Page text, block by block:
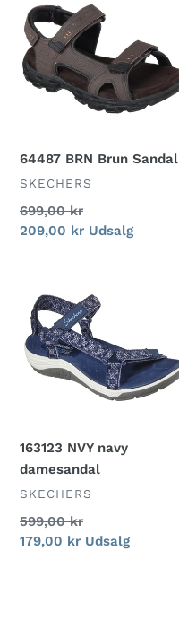
BRN
Brun
Sandal
64487 BRN Brun Sandal
FORHANDLER
SKECHERS
Normalpris
699,00 kr
Udsalgspris
209,00 kr Udsalg
NVY
navy
damesandal
163123 NVY navy
damesandal
FORHANDLER
SKECHERS
Normalpris
599,00 kr
Udsalgspris
179,00 kr Udsalg